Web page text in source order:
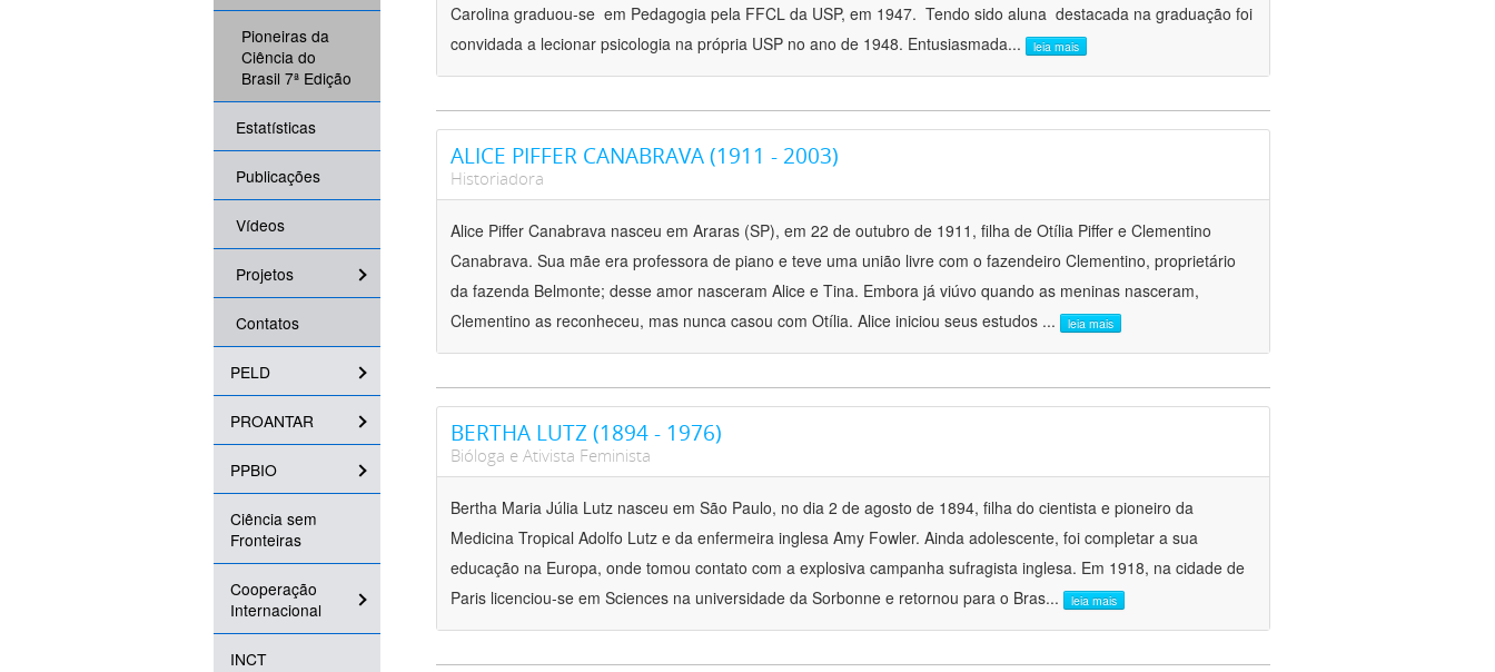
Pioneiras da
Ciência do
Brasil 7ª Edição
Estatísticas
Publicações
Vídeos
Projetos
Contatos
PELD
PROANTAR
PPBIO
Ciência sem
Fronteiras
Cooperação
Internacional
INCT
Carolina graduou-se em Pedagogia pela FFCL da USP, em 1947. Tendo sido aluna destacada na graduação foi
convidada a lecionar psicologia na própria USP no ano de 1948. Entusiasmada... leia mais
ALICE PIFFER CANABRAVA (1911 - 2003)
Historiadora
Alice Piffer Canabrava nasceu em Araras (SP), em 22 de outubro de 1911, filha de Otília Piffer e Clementino
Canabrava. Sua mãe era professora de piano e teve uma união livre com o fazendeiro Clementino, proprietário
da fazenda Belmonte; desse amor nasceram Alice e Tina. Embora já viúvo quando as meninas nasceram,
Clementino as reconheceu, mas nunca casou com Otília. Alice iniciou seus estudos ... leia mais
BERTHA LUTZ (1894 - 1976)
Bióloga e Ativista Feminista
Bertha Maria Júlia Lutz nasceu em São Paulo, no dia 2 de agosto de 1894, filha do cientista e pioneiro da
Medicina Tropical Adolfo Lutz e da enfermeira inglesa Amy Fowler. Ainda adolescente, foi completar a sua
educação na Europa, onde tomou contato com a explosiva campanha sufragista inglesa. Em 1918, na cidade de
Paris licenciou-se em Sciences na universidade da Sorbonne e retornou para o Bras... leia mais